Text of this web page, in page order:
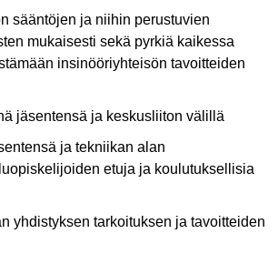
sääntöjen ja niihin perustuvien
mukaisesti sekä pyrkiä kaikessa
insinööriyhteisön tavoitteiden
jäsentensä ja keskusliiton välillä
ja tekniikan alan
etuja ja koulutuksellisia
yhdistyksen tarkoituksen ja tavoitteiden